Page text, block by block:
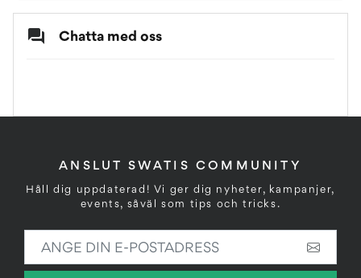
Chatta med oss
ANSLUT SWATIS COMMUNITY
Håll dig uppdaterad! Vi ger dig nyheter, kampanjer,
events, såväl som tips och tricks.